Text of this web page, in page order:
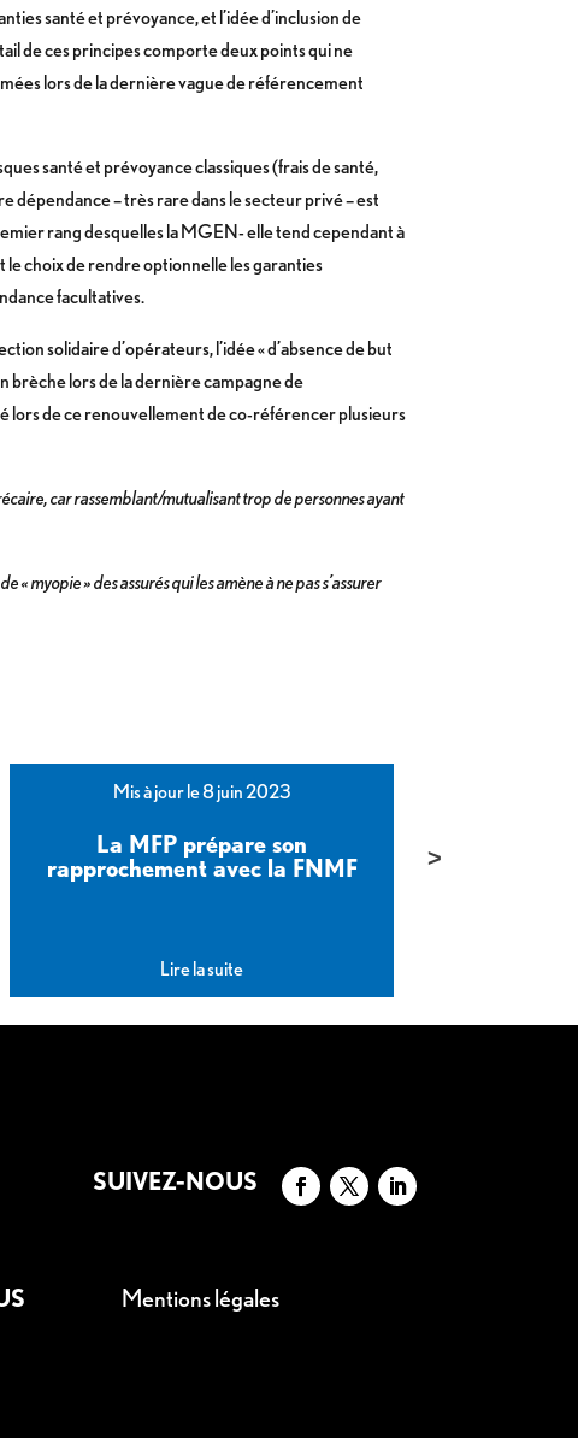
santé et prévoyance, et l’idée d’inclusion de
de ces principes comporte deux points qui ne
lors de la dernière vague de référencement
santé et prévoyance classiques (frais de santé,
dépendance – très rare dans le secteur privé – est
rang desquelles la MGEN- elle tend cependant à
le choix de rendre optionnelle les garanties
facultatives.
solidaire d’opérateurs, l’idée « d’absence de but
brèche lors de la dernière campagne de
lors de ce renouvellement de co-référencer plusieurs
car rassemblant/mutualisant trop de personnes ayant
myopie » des assurés qui les amène à ne pas s’assurer
Mis à jour le 8 juin 2023
La MFP prépare son
rapprochement avec la FNMF
Lire la suite
SUIVEZ-NOUS
Mentions légales